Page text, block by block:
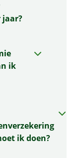
ik
ik doen?